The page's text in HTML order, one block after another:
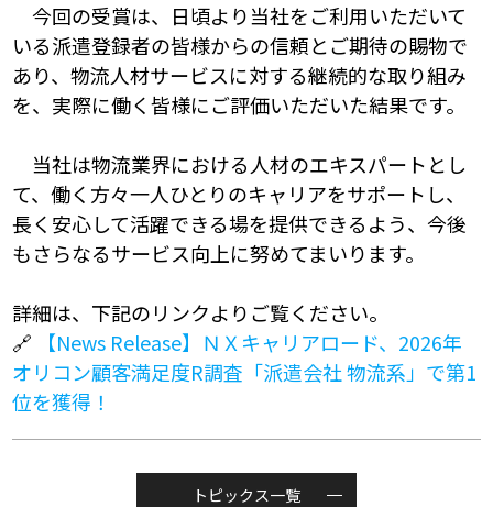
今回の受賞は、日頃より当社をご利用いただいて
いる派遣登録者の皆様からの信頼とご期待の賜物で
あり、物流人材サービスに対する継続的な取り組み
を、実際に働く皆様にご評価いただいた結果です。
当社は物流業界における人材のエキスパートとし
て、働く方々一人ひとりのキャリアをサポートし、
長く安心して活躍できる場を提供できるよう、今後
もさらなるサービス向上に努めてまいります。
詳細は、下記のリンクよりご覧ください。
🔗
【News Release】ＮＸキャリアロード、2026年
オリコン顧客満足度R調査「派遣会社 物流系」で第1
位を獲得！
トピックス一覧